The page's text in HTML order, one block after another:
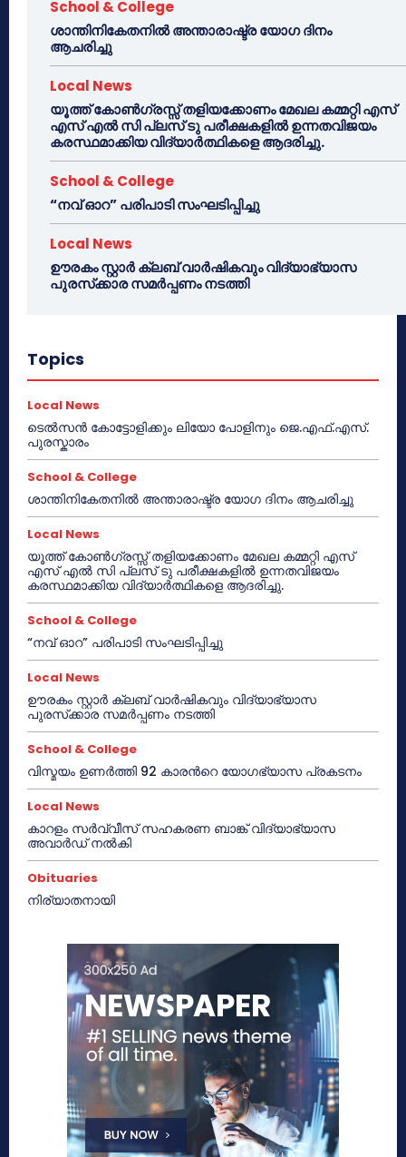
School & College
ശാന്തിനികേതനിൽ അന്താരാഷ്ട്ര യോഗ ദിനം
ആചരിച്ചു
Local News
യൂത്ത് കോൺഗ്രസ്സ് തളിയക്കോണം മേഖല കമ്മറ്റി എസ്
എസ് എൽ സി പ്ലസ് ടു പരീക്ഷകളിൽ ഉന്നതവിജയം
കരസ്ഥമാക്കിയ വിദ്യാർത്ഥികളെ ആദരിച്ചു.
School & College
“നവ് ഓറ” പരിപാടി സംഘടിപ്പിച്ചു
Local News
ഊരകം സ്റ്റാർ ക്ലബ് വാർഷികവും വിദ്യാഭ്യാസ
പുരസ്‌ക്കാര സമർപ്പണം നടത്തി
Topics
Local News
ടെൽസൻ കോട്ടോളിക്കും ലിയോ പോളിനും ജെ.എഫ്.എസ്.
പുരസ്കാരം
School & College
ശാന്തിനികേതനിൽ അന്താരാഷ്ട്ര യോഗ ദിനം ആചരിച്ചു
Local News
യൂത്ത് കോൺഗ്രസ്സ് തളിയക്കോണം മേഖല കമ്മറ്റി എസ്
എസ് എൽ സി പ്ലസ് ടു പരീക്ഷകളിൽ ഉന്നതവിജയം
കരസ്ഥമാക്കിയ വിദ്യാർത്ഥികളെ ആദരിച്ചു.
School & College
“നവ് ഓറ” പരിപാടി സംഘടിപ്പിച്ചു
Local News
ഊരകം സ്റ്റാർ ക്ലബ് വാർഷികവും വിദ്യാഭ്യാസ
പുരസ്‌ക്കാര സമർപ്പണം നടത്തി
School & College
വിസ്മയം ഉണർത്തി 92 കാരൻറെ യോഗഭ്യാസ പ്രകടനം
Local News
കാറളം സർവ്വീസ് സഹകരണ ബാങ്ക് വിദ്യാഭ്യാസ
അവാർഡ് നൽകി
Obituaries
നിര്യാതനായി